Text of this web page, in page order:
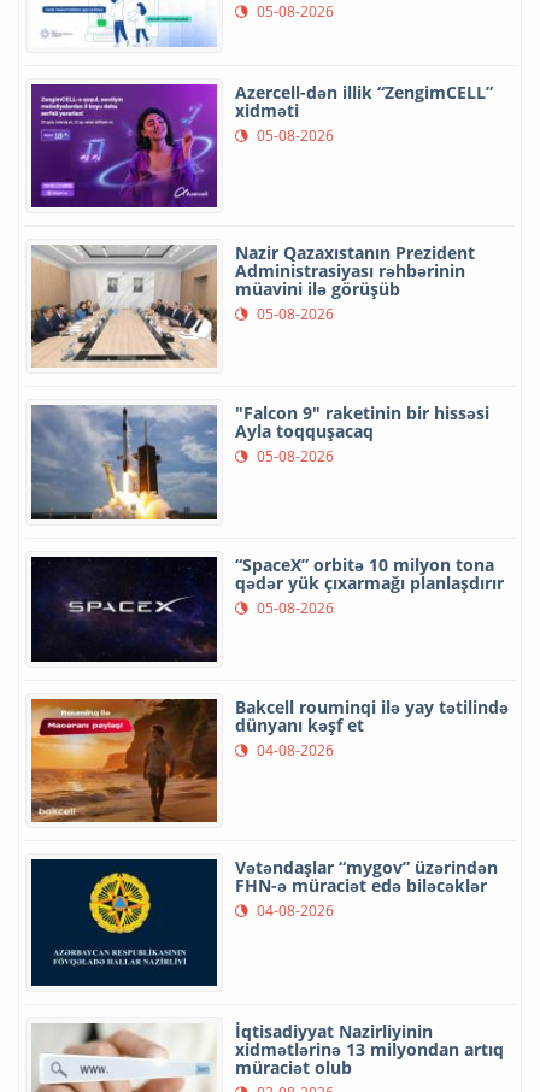
05-08-2026
Azercell-dən illik “ZengimCELL”
xidməti
05-08-2026
Nazir Qazaxıstanın Prezident
Administrasiyası rəhbərinin
müavini ilə görüşüb
05-08-2026
"Falcon 9" raketinin bir hissəsi
Ayla toqquşacaq
05-08-2026
“SpaceX” orbitə 10 milyon tona
qədər yük çıxarmağı planlaşdırır
05-08-2026
Bakcell rouminqi ilə yay tətilində
dünyanı kəşf et
04-08-2026
Vətəndaşlar “mygov” üzərindən
FHN-ə müraciət edə biləcəklər
04-08-2026
İqtisadiyyat Nazirliyinin
xidmətlərinə 13 milyondan artıq
müraciət olub